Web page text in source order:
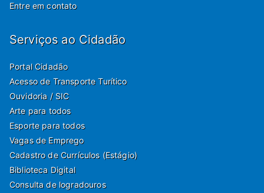
Entre em contato
Serviços ao Cidadão
Portal Cidadão
Acesso de Transporte Turítico
Ouvidoria / SIC
Arte para todos
Esporte para todos
Vagas de Emprego
Cadastro de Currículos (Estágio)
Biblioteca Digital
Consulta de logradouros